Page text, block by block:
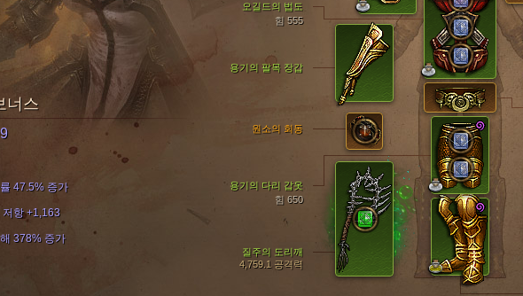
오길드의 법도
힘 555
용기의 팔목 장갑
용기의 다리 갑옷
힘 650
질주의 도리깨
4,759.1 공격력
원소의 회동
너스
47.5% 증가
저항 +1,163
378% 증가